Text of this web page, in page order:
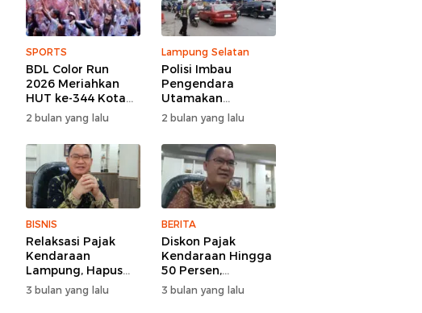
SPORTS
BDL Color Run
2026 Meriahkan
HUT ke-344 Kota
Bandar Lampung,
Wujud Semangat
Sehat dan
Kebersamaan
2 bulan yang lalu
Lampung Selatan
Polisi Imbau
Pengendara
Utamakan
Keselamatan di
Tengah Kepadatan
Lalu Lintas Pagi
Hari
2 bulan yang lalu
BISNIS
Relaksasi Pajak
Kendaraan
Lampung, Hapus
Denda dan Beri
Diskon BBN
3 bulan yang lalu
BERITA
Diskon Pajak
Kendaraan Hingga
50 Persen,
Lampung Genjot
Mutasi Kendaraan
3 bulan yang lalu